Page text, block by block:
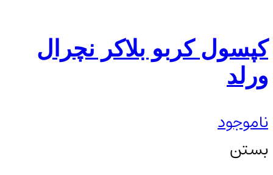
کپسول کربو بلاکر نچرال
ورلد
ناموجود
بستن